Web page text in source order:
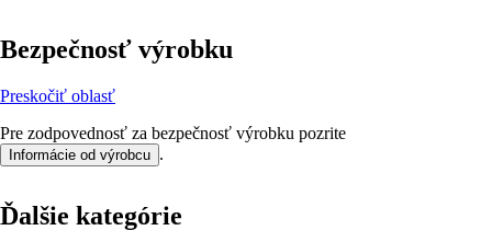
Bezpečnosť výrobku
Preskočiť oblasť
Pre zodpovednosť za bezpečnosť výrobku pozrite
Informácie od výrobcu .
Ďalšie kategórie